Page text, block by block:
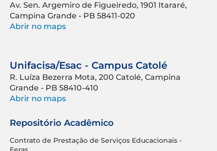
Av. Sen. Argemiro de Figueiredo, 1901 Itararé,
Campina Grande - PB 58411-020
Abrir no maps
Unifacisa/Esac - Campus Catolé
R. Luíza Bezerra Mota, 200 Catolé, Campina
Grande - PB 58410-410
Abrir no maps
Repositório Acadêmico
Contrato de Prestação de Serviços Educacionais -